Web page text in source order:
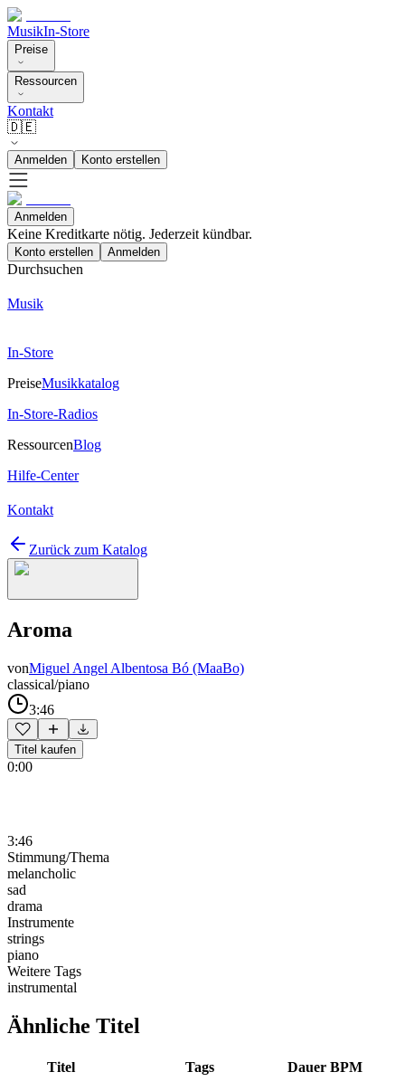
MusikIn-Store
Preise
Ressourcen
Kontakt
🇩🇪
Anmelden Konto erstellen
Anmelden
Keine Kreditkarte nötig. Jederzeit kündbar.
Konto erstellen Anmelden
Durchsuchen
Musik
In-Store
PreiseMusikkatalog
In-Store-Radios
RessourcenBlog
Hilfe-Center
Kontakt
Zurück zum Katalog
Aroma
vonMiguel Angel Albentosa Bó (MaaBo)
classical/piano
3:46
Titel kaufen
0:00
3:46
Stimmung/Thema
melancholic
sad
drama
Instrumente
strings
piano
Weitere Tags
instrumental
Ähnliche Titel
Titel Tags Dauer BPM